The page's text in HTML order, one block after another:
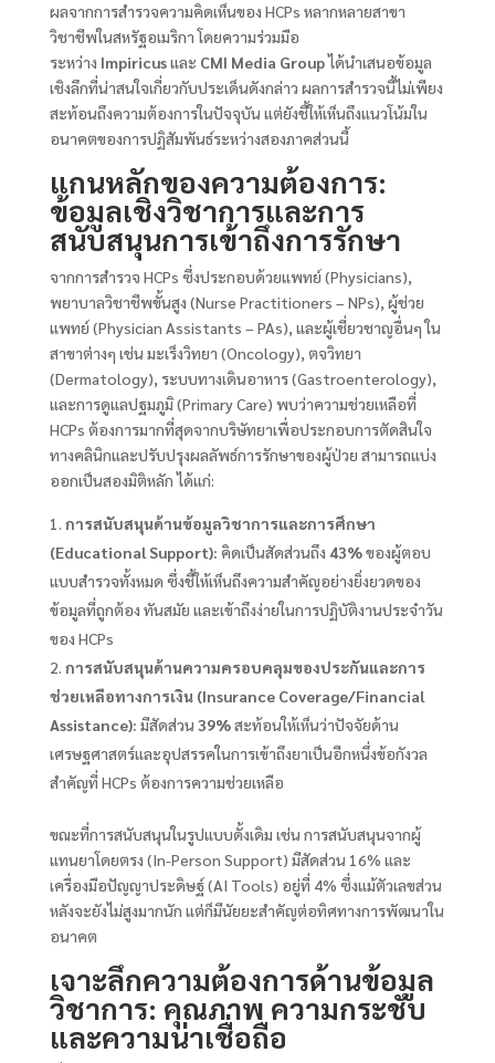
ผลจากการสำรวจความคิดเห็นของ HCPs หลากหลายสาขา
วิชาชีพในสหรัฐอเมริกา โดยความร่วมมือ
ระหว่าง Impiricusและ CMI Media Groupได้นำเสนอข้อมูล
เชิงลึกที่น่าสนใจเกี่ยวกับประเด็นดังกล่าว ผลการสำรวจนี้ไม่เพียง
สะท้อนถึงความต้องการในปัจจุบัน แต่ยังชี้ให้เห็นถึงแนวโน้มใน
อนาคตของการปฏิสัมพันธ์ระหว่างสองภาคส่วนนี้
แกนหลักของความต้องการ:
ข้อมูลเชิงวิชาการและการ
สนับสนุนการเข้าถึงการรักษา
จากการสำรวจ HCPs ซึ่งประกอบด้วยแพทย์ (Physicians),
พยาบาลวิชาชีพขั้นสูง (Nurse Practitioners – NPs), ผู้ช่วย
แพทย์ (Physician Assistants – PAs), และผู้เชี่ยวชาญอื่นๆ ใน
สาขาต่างๆ เช่น มะเร็งวิทยา (Oncology), ตจวิทยา
(Dermatology), ระบบทางเดินอาหาร (Gastroenterology),
และการดูแลปฐมภูมิ (Primary Care) พบว่าความช่วยเหลือที่
HCPs ต้องการมากที่สุดจากบริษัทยาเพื่อประกอบการตัดสินใจ
ทางคลินิกและปรับปรุงผลลัพธ์การรักษาของผู้ป่วย สามารถแบ่ง
ออกเป็นสองมิติหลัก ได้แก่:
การสนับสนุนด้านข้อมูลวิชาการและการศึกษา
(Educational Support): คิดเป็นสัดส่วนถึง 43%ของผู้ตอบ
แบบสำรวจทั้งหมด ซึ่งชี้ให้เห็นถึงความสำคัญอย่างยิ่งยวดของ
ข้อมูลที่ถูกต้อง ทันสมัย และเข้าถึงง่ายในการปฏิบัติงานประจำวัน
ของ HCPs
การสนับสนุนด้านความครอบคลุมของประกันและการ
ช่วยเหลือทางการเงิน (Insurance Coverage/Financial
Assistance): มีสัดส่วน39%สะท้อนให้เห็นว่าปัจจัยด้าน
เศรษฐศาสตร์และอุปสรรคในการเข้าถึงยาเป็นอีกหนึ่งข้อกังวล
สำคัญที่ HCPs ต้องการความช่วยเหลือ
ขณะที่การสนับสนุนในรูปแบบดั้งเดิม เช่น การสนับสนุนจากผู้
แทนยาโดยตรง (In-Person Support) มีสัดส่วน 16% และ
เครื่องมือปัญญาประดิษฐ์ (AI Tools) อยู่ที่ 4% ซึ่งแม้ตัวเลขส่วน
หลังจะยังไม่สูงมากนัก แต่ก็มีนัยยะสำคัญต่อทิศทางการพัฒนาใน
อนาคต
เจาะลึกความต้องการด้านข้อมูล
วิชาการ: คุณภาพ ความกระชับ
และความน่าเชื่อถือ